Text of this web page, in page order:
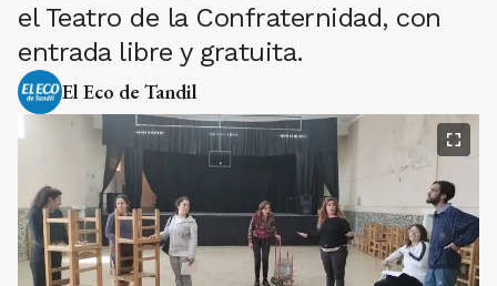
el Teatro de la Confraternidad, con
entrada libre y gratuita.
El Eco de Tandil